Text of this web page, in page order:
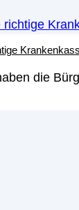
die
für
bereits